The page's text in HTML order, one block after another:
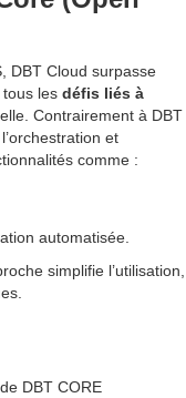
DBT Cloud surpasse
les défis liés à
Contrairement à DBT
et
comme :
automatisée.
simplifie l’utilisation,
DBT CORE